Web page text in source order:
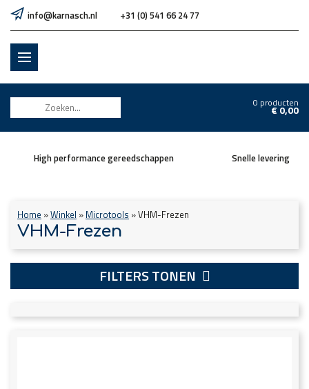
info@karnasch.nl +31 (0) 541 66 24 77
0 producten
€0,00
High performance gereedschappen Snelle levering
Home »Winkel » Microtools »VHM-Frezen
VHM-Frezen
FILTERS TONEN